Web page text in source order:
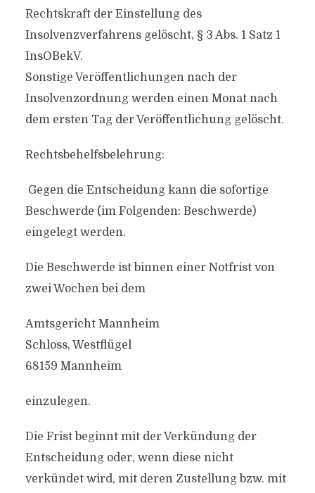
Rechtskraft der Einstellung des
Insolvenzverfahrens gelöscht, § 3 Abs. 1 Satz 1
InsOBekV.
Sonstige Veröffentlichungen nach der
Insolvenzordnung werden einen Monat nach
dem ersten Tag der Veröffentlichung gelöscht.
Rechtsbehelfsbelehrung:
Gegen die Entscheidung kann die sofortige
Beschwerde (im Folgenden: Beschwerde)
eingelegt werden.
Die Beschwerde ist binnen einer Notfrist von
zwei Wochen bei dem
Amtsgericht Mannheim
Schloss, Westflügel
68159 Mannheim
einzulegen.
Die Frist beginnt mit der Verkündung der
Entscheidung oder, wenn diese nicht
verkündet wird, mit deren Zustellung bzw. mit